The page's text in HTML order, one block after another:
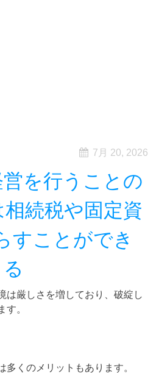
7月 20, 2026
を行うことの
続税や固定資
すことができ
る
は厳しさを増しており、破綻し
す。
多くのメリットもあります。